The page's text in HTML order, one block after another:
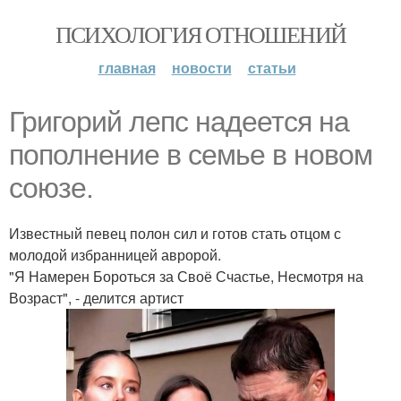
ПСИХОЛОГИЯ ОТНОШЕНИЙ
главная новости статьи
Григорий лепс надеется на
пополнение в семье в новом
союзе.
Известный певец полон сил и готов стать отцом с
молодой избранницей авророй.
"Я Намерен Бороться за Своё Счастье, Несмотря на
Возраст", - делится артист